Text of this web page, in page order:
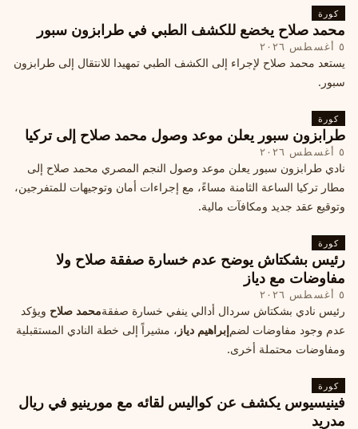
كورة
محمد صلاح يخضع للكشف الطبي في طرابزون سبور
٥ أغسطس ٢٠٢٦
يستعد محمد صلاح لإجراء إلى الكشف الطبي تمهيدا للانتقال إلى طرابزون
سبور.
كورة
طرابزون سبور يعلن موعد وصول محمد صلاح إلى تركيا
٥ أغسطس ٢٠٢٦
نادي طرابزون سبور يعلن موعد وصول النجم المصري محمد صلاح إلى
مطار تركيا الساعة الثامنة مساءً، مع إجراءات أمان وتوجيهات للمتفرجين،
وتوقيع عقد جديد ومكافآت مالية.
كورة
رئيس بشكتاش يوضح عدم خسارة صفقة صلاح ولا
مفاوضات مع دياز
٥ أغسطس ٢٠٢٦
رئيس نادي بشكتاش سردال أدالي ينفي خسارة صفقةمحمد صلاح ويؤكد
عدم وجود مفاوضات لضمإبراهيم دياز ، مشيراً إلى خطة النادي المستقبلية
ومفاوضات محتملة أخرى.
كورة
فينيسيوس يكشف عن كواليس لقائه مع مورينيو في ريال
مدريد